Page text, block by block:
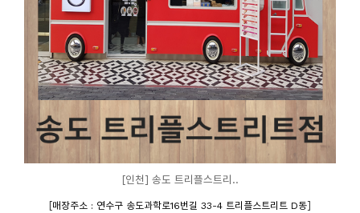
[인천] 송도 트리플스트리..
[매장주소 : 연수구 송도과학로16번길 33-4 트리플스트리트 D동]